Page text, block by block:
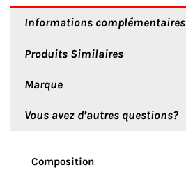
Informations complémentaires
Produits Similaires
Marque
Vous avez d’autres questions?
Composition